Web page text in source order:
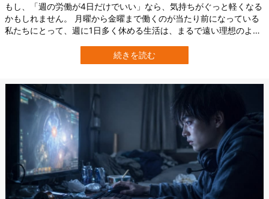
もし、「週の労働が4日だけでいい」なら、気持ちがぐっと軽くなる
かもしれません。 月曜から金曜まで働くのが当たり前になっている
私たちにとって、週に1日多く休める生活は、まるで遠い理想のよう
試した企業があります。 オーストラリアのディーキン大学（Deakin
University）の研究者らは、週4日勤務を試したオーストラリア企業
続きを読む